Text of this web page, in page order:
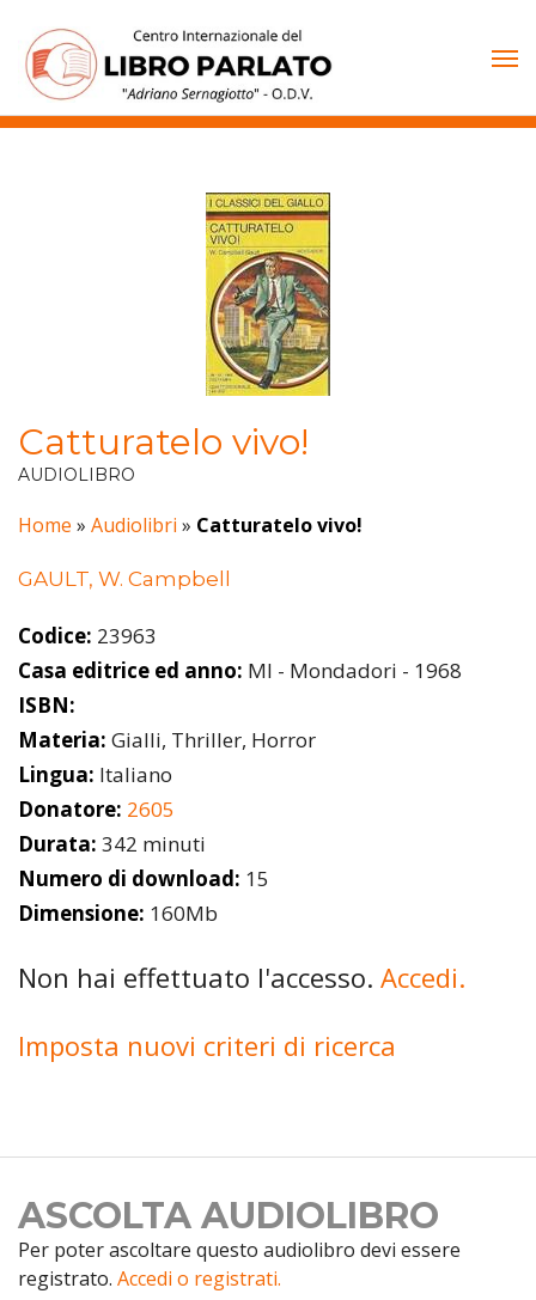
contenuto
Catturatelo vivo!
AUDIOLIBRO
Home » Audiolibri » Catturatelo vivo!
GAULT, W. Campbell
Codice: 23963
Casa editrice ed anno: MI - Mondadori - 1968
ISBN:
Materia: Gialli, Thriller, Horror
Lingua: Italiano
Donatore: 2605
Durata: 342 minuti
Numero di download: 15
Dimensione: 160Mb
Non hai effettuato l'accesso. Accedi.
Imposta nuovi criteri di ricerca
ASCOLTA AUDIOLIBRO
Per poter ascoltare questo audiolibro devi essere
registrato. Accedi o registrati.